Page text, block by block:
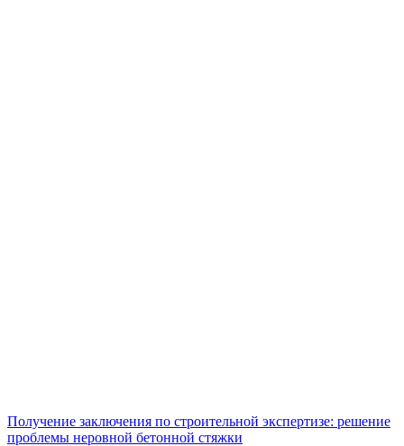
Получение заключения по строительной экспертизе: решение
проблемы неровной бетонной стяжки